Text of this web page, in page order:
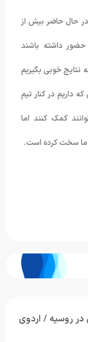
حال حاضر بیش از
داشته باشند
نتایج خوبی بگیریم
داریم در کنار تیم
کمک کنند اما
ما سخت کرده است.
در روسیه / اردوی